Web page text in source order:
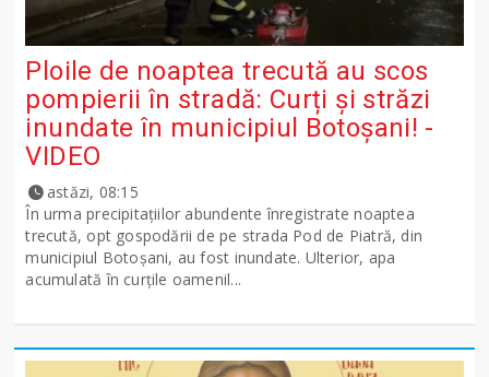
Ploile de noaptea trecută au scos
pompierii în stradă: Curți și străzi
inundate în municipiul Botoșani! -
VIDEO
astăzi, 08:15
În urma precipitațiilor abundente înregistrate noaptea
trecută, opt gospodării de pe strada Pod de Piatră, din
municipiul Botoșani, au fost inundate. Ulterior, apa
acumulată în curțile oamenil...